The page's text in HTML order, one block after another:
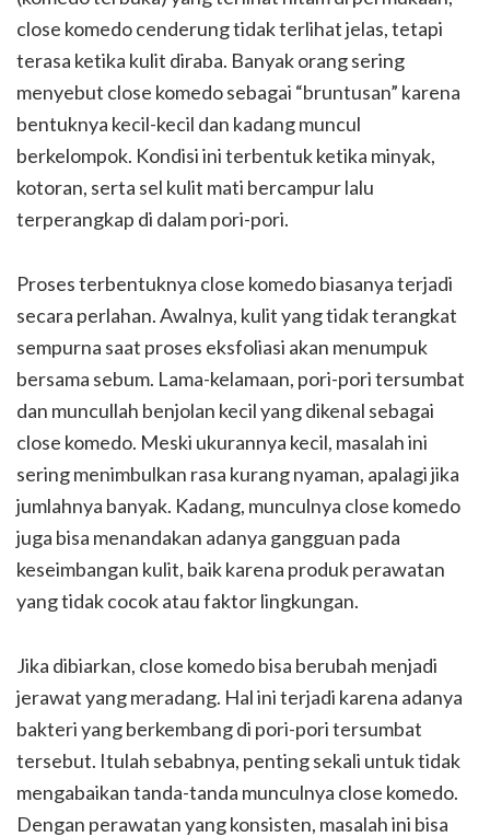
close komedo cenderung tidak terlihat jelas, tetapi
terasa ketika kulit diraba. Banyak orang sering
menyebut close komedo sebagai “bruntusan” karena
bentuknya kecil-kecil dan kadang muncul
berkelompok. Kondisi ini terbentuk ketika minyak,
kotoran, serta sel kulit mati bercampur lalu
terperangkap di dalam pori-pori.
Proses terbentuknya close komedo biasanya terjadi
secara perlahan. Awalnya, kulit yang tidak terangkat
sempurna saat proses eksfoliasi akan menumpuk
bersama sebum. Lama-kelamaan, pori-pori tersumbat
dan muncullah benjolan kecil yang dikenal sebagai
close komedo. Meski ukurannya kecil, masalah ini
sering menimbulkan rasa kurang nyaman, apalagi jika
jumlahnya banyak. Kadang, munculnya close komedo
juga bisa menandakan adanya gangguan pada
keseimbangan kulit, baik karena produk perawatan
yang tidak cocok atau faktor lingkungan.
Jika dibiarkan, close komedo bisa berubah menjadi
jerawat yang meradang. Hal ini terjadi karena adanya
bakteri yang berkembang di pori-pori tersumbat
tersebut. Itulah sebabnya, penting sekali untuk tidak
mengabaikan tanda-tanda munculnya close komedo.
Dengan perawatan yang konsisten, masalah ini bisa